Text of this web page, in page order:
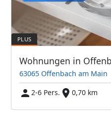
63065 Offenbach am Main
2-6 Pers.
0,70 km